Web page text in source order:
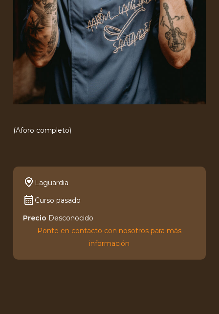
(Aforo completo)
Laguardia
Curso pasado
Precio Desconocido
Ponte en contacto con nosotros para más
información